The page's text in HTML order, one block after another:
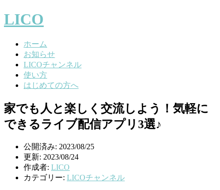
LICO
ホーム
お知らせ
LICOチャンネル
使い方
はじめての方へ
家でも人と楽しく交流しよう！気軽に
できるライブ配信アプリ3選♪
公開済み: 2023/08/25
更新: 2023/08/24
作成者: LICO
カテゴリー: LICOチャンネル